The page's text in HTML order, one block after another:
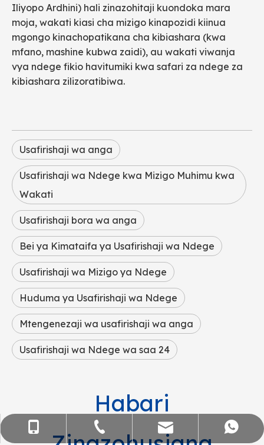
Iliyopo Ardhini) hali zinazohitaji kuondoka mara
moja, wakati kiasi cha mizigo kinapozidi kiinua
mgongo kinachopatikana cha kibiashara (kwa
mfano, mashine kubwa zaidi), au wakati viwanja
vya ndege fikio havitumiki kwa safari za ndege za
kibiashara zilizoratibiwa.
Usafirishaji wa anga
Usafirishaji wa Ndege kwa Mizigo Muhimu kwa
Wakati
Usafirishaji bora wa anga
Bei ya Kimataifa ya Usafirishaji wa Ndege
Usafirishaji wa Mizigo ya Ndege
Huduma ya Usafirishaji wa Ndege
Mtengenezaji wa usafirishaji wa anga
Usafirishaji wa Ndege wa saa 24
Habari
+86- 15818568920
+86-755-36973380
sales@flying-trans.com
+86 13554758640